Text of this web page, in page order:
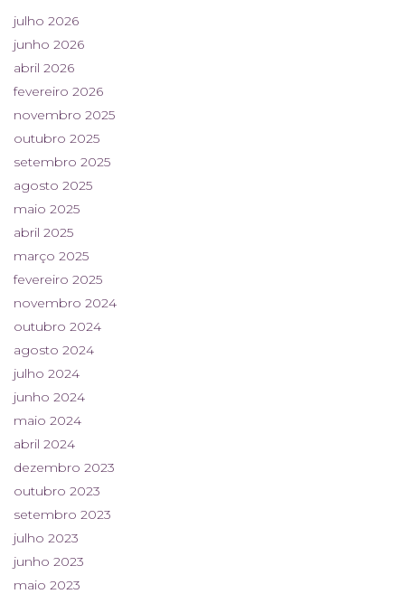
julho 2026
junho 2026
abril 2026
fevereiro 2026
novembro 2025
outubro 2025
setembro 2025
agosto 2025
maio 2025
abril 2025
março 2025
fevereiro 2025
novembro 2024
outubro 2024
agosto 2024
julho 2024
junho 2024
maio 2024
abril 2024
dezembro 2023
outubro 2023
setembro 2023
julho 2023
junho 2023
maio 2023